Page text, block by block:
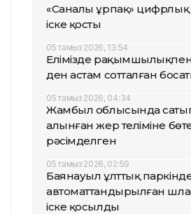
«Саналы ұрпақ»
іске қосты
05 тамыз 2026, 13:54
Елімізде рақымшылықпен
ден астам сотталған
05 тамыз 2026, 04:34
Жамбыл облысында
алынған жер теліміне
рәсімделген
05 тамыз 2026, 02:59
Баянауыл ұлттық
автоматтандырылған
іске қосылды